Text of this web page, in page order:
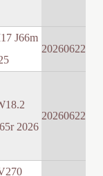
J66m
20260622
2026
20260622